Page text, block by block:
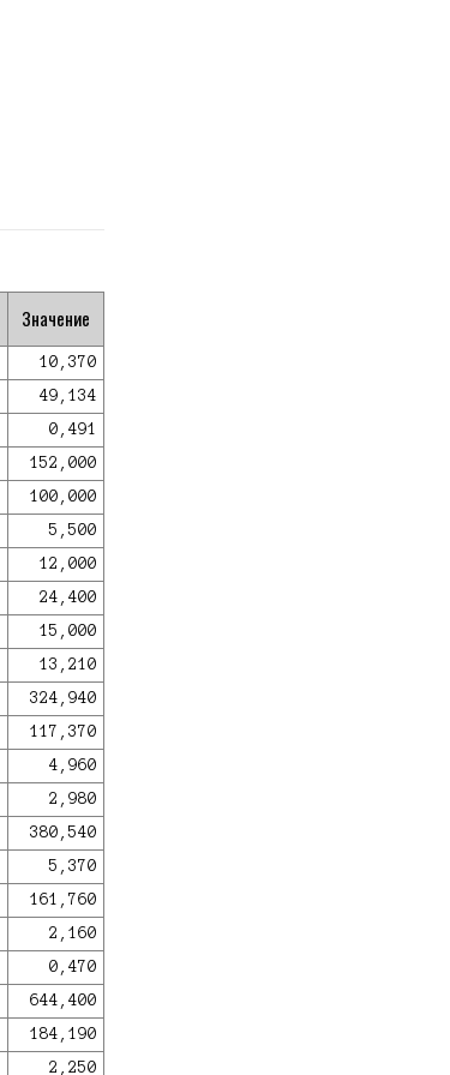
Значение
10,370
49,134
0,491
152,000
100,000
5,500
12,000
24,400
15,000
13,210
324,940
117,370
4,960
2,980
380,540
5,370
161,760
2,160
0,470
644,400
184,190
2,250